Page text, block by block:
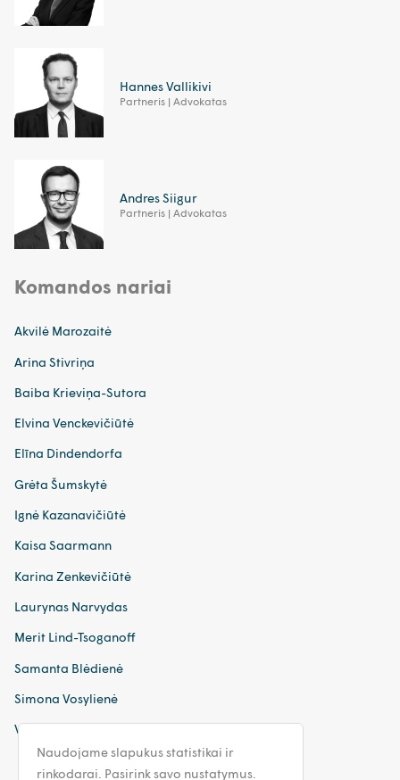
Hannes Vallikivi
Partneris | Advokatas
Andres Siigur
Partneris | Advokatas
Komandos nariai
Akvilė Marozaitė
Arina Stivriņa
Baiba Krieviņa-Sutora
Elvina Venckevičiūtė
Elīna Dindendorfa
Grėta Šumskytė
Ignė Kazanavičiūtė
Kaisa Saarmann
Karina Zenkevičiūtė
Laurynas Narvydas
Merit Lind-Tsoganoff
Samanta Blėdienė
Simona Vosylienė
Viktorija Dusajeva
Naudojame slapukus statistikai ir
rinkodarai. Pasirink savo nustatymus.